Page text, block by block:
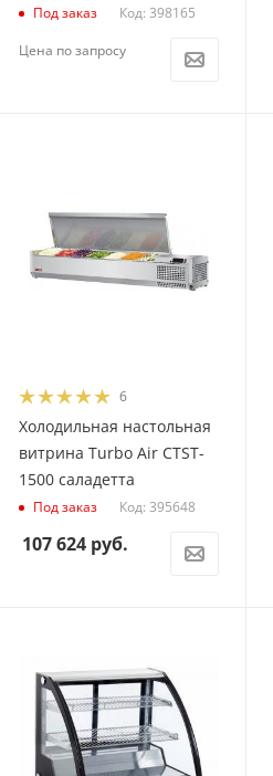
Под заказ Код: 398165
Цена по запросу
6
Холодильная настольная
витрина Turbo Air CTST-
1500 саладетта
Под заказ Код: 395648
107 624руб.